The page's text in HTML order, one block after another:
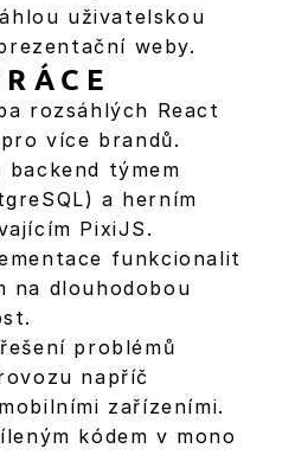
uživatelskou
weby.
rozsáhlých React
více brandů.
backend týmem
a herním
PixiJS.
funkcionalit
na dlouhodobou
problémů
napříč
zařízeními.
kódem v mono